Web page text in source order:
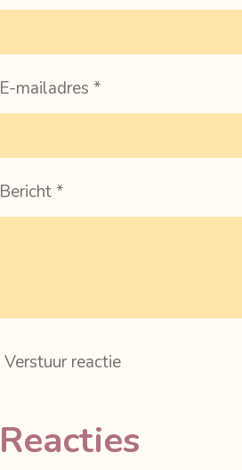
E-mailadres *
Bericht *
Verstuur reactie
Reacties